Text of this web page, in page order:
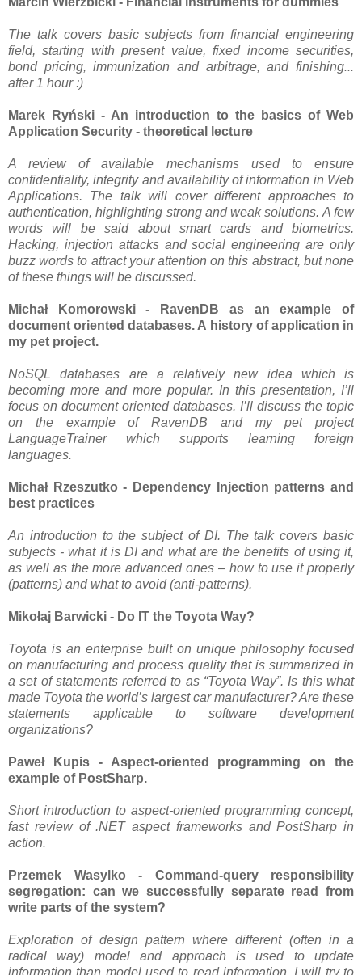
The talk covers basic subjects from financial engineering
field, starting with present value, fixed income securities,
bond pricing, immunization and arbitrage, and finishing...
after 1 hour :)
Marek Ryński - An introduction to the basics of Web
Application Security - theoretical lecture
A review of available mechanisms used to ensure
confidentiality, integrity and availability of information in Web
Applications. The talk will cover different approaches to
authentication, highlighting strong and weak solutions. A few
words will be said about smart cards and biometrics.
Hacking, injection attacks and social engineering are only
buzz words to attract your attention on this abstract, but none
of these things will be discussed.
Michał Komorowski - RavenDB as an example of
document oriented databases. A history of application in
my pet project.
NoSQL databases are a relatively new idea which is
becoming more and more popular. In this presentation, I’ll
focus on document oriented databases. I’ll discuss the topic
on the example of RavenDB and my pet project
LanguageTrainer which supports learning foreign
languages.
Michał Rzeszutko - Dependency Injection patterns and
best practices
An introduction to the subject of DI. The talk covers basic
subjects - what it is DI and what are the benefits of using it,
as well as the more advanced ones – how to use it properly
(patterns) and what to avoid (anti-patterns).
Mikołaj Barwicki - Do IT the Toyota Way?
Toyota is an enterprise built on unique philosophy focused
on manufacturing and process quality that is summarized in
a set of statements referred to as “Toyota Way”. Is this what
made Toyota the world’s largest car manufacturer? Are these
statements applicable to software development
organizations?
Paweł Kupis - Aspect-oriented programming on the
example of PostSharp.
Short introduction to aspect-oriented programming concept,
fast review of .NET aspect frameworks and PostSharp in
action.
Przemek Wasylko - Command-query responsibility
segregation: can we successfully separate read from
write parts of the system?
Exploration of design pattern where different (often in a
radical way) model and approach is used to update
information than model used to read information. I will try to